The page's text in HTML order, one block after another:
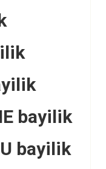
bayilik
bayilik